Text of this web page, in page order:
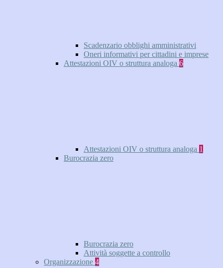
Scadenzario obblighi amministrativi
Oneri informativi per cittadini e imprese
Attestazioni OIV o struttura analoga 6
Attestazioni OIV o struttura analoga 1
Burocrazia zero
Burocrazia zero
Attività soggette a controllo
Organizzazione 4